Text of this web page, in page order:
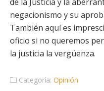
negacionismo y su
También aquí es
oficio si no queremos
la justicia la vergüenza.
Categoría: Opinión